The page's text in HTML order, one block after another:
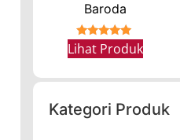
Baroda
★★★★★
Lihat Produk
Kategori Produk